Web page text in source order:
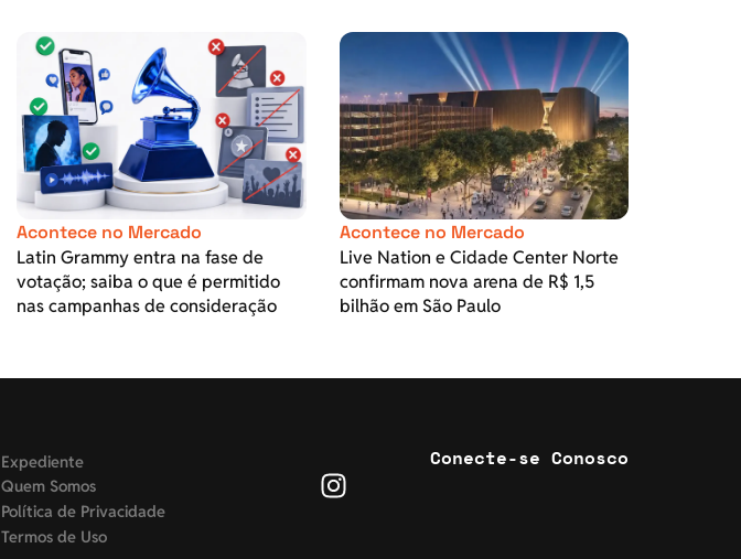
Acontece no Mercado
Latin Grammy entra na fase de
votação; saiba o que é permitido
nas campanhas de consideração
Acontece no Mercado
Live Nation e Cidade Center Norte
confirmam nova arena de R$ 1,5
bilhão em São Paulo
Expediente
Quem Somos
Política de Privacidade
Termos de Uso
Conecte-se Conosco